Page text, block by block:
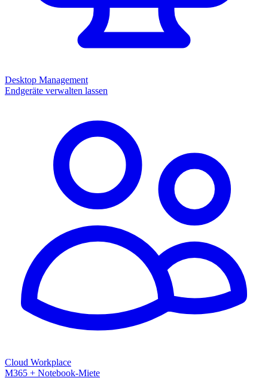
Desktop Management
Endgeräte verwalten lassen
Cloud Workplace
M365 + Notebook-Miete